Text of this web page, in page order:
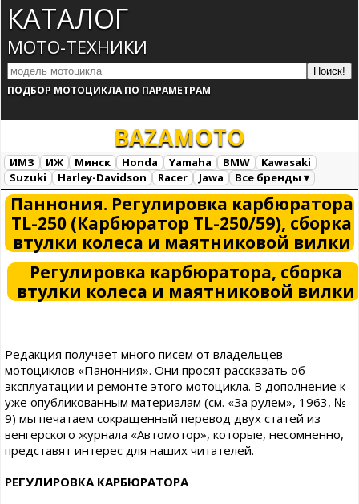
КАТАЛОГ
МОТО-ТЕХНИКИ
ПОДБОР МОТОЦИКЛА ПО ПАРАМЕТРАМ
BAZAMOTO
ИМЗ ИЖ Минск Honda Yamaha BMW
Kawasaki
Suzuki
Harley-Davidson Racer Jawa
Все бренды ▾
Все марки
Загрузка...
Паннония. Регулировка карбюратора
TL-250 (Карбюратор TL-250/59), сборка
втулки колеса и маятниковой вилки
Регулировка карбюратора, сборка
втулки колеса и маятниковой вилки
Редакция получает много писем от владельцев
мотоциклов «Панонния». Они просят рассказать об
эксплуатации и ремонте этого мотоцикла. В дополнение к
уже опубликованным материалам (см. «За рулем», 1963, №
9) мы печатаем сокращенный перевод двух статей из
венгерского журнала «Автомотор», которые, несомненно,
представят интерес для наших читателей.
РЕГУЛИРОВКА КАРБЮРАТОРА